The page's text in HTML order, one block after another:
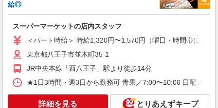
アルバイト
ヤオコー 八王子並木町店
スーパーマーケットの寿司スタッフ
＜パート時給＞ 時給1,320円〜1,570円（曜
日・時間帯による） 9時迄：時給1420円〜 9時以
降：時給1320円〜 16時以降：時給1470円〜 ★土
曜＋100円 ★日・祝＋100円 ※アルバイトさんの
時給や募集内容はお問い合わせください
東京都八王子市並木町35-1
キープ 詳細を見る
パート
給◎
スーパーマーケットの店内スタッフ
＜パート時給＞ 時給1,320円〜1,570円（曜日・時間帯によ
東京都八王子市並木町35-1
JR中央本線「西八王子」駅より徒歩14分
★1日3時間・週3日から勤務可 青果／7:00〜10:00 日配／
詳細を見る とりあえずキープ